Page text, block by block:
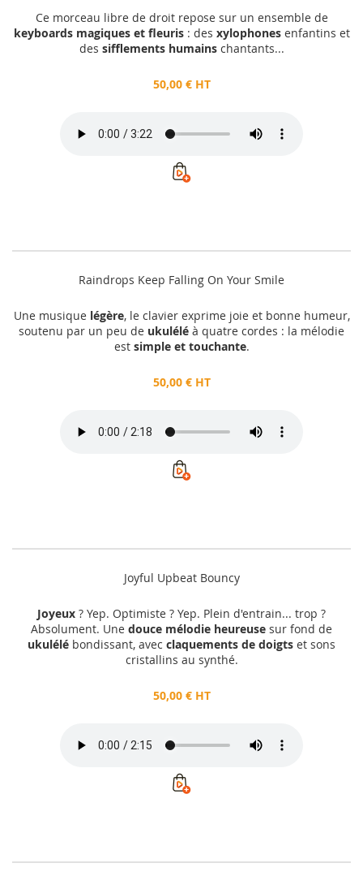
Ce morceau libre de droit repose sur un ensemble de
keyboards magiques et fleuris: des xylophonesenfantins et
des sifflements humainschantants...
50,00 € HT
Raindrops Keep Falling On Your Smile
Une musique légère, le clavier exprime joie et bonne humeur,
soutenu par un peu de ukulélé à quatre cordes : la mélodie
est simple et touchante.
50,00 € HT
Joyful Upbeat Bouncy
Joyeux ? Yep. Optimiste ? Yep. Plein d'entrain... trop ?
Absolument. Une douce mélodie heureuse sur fond de
ukulélé bondissant, avec claquements de doigts et sons
cristallins au synthé.
50,00 € HT